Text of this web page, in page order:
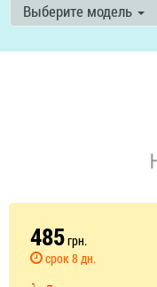
Выберите модель
485грн.
срок 8 дн.